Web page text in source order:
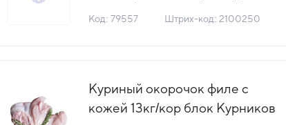
Код: 79557 Штрих-код: 2100250
Куриный окорочок филе с
кожей 13кг/кор блок Курников